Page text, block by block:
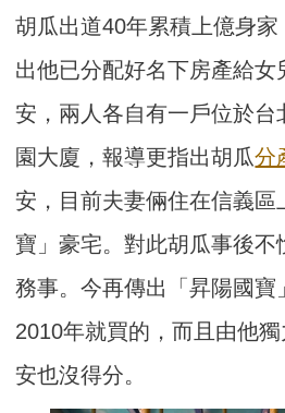
胡瓜出道40年累積上億身
出他已分配好名下房產給女
安，兩人各自有一戶位於台
園大廈，報導更指出胡瓜分
安，目前夫妻倆住在信義區
寶」豪宅。對此胡瓜事後不
務事。今再傳出「昇陽國寶
2010年就買的，而且由他
安也沒得分。